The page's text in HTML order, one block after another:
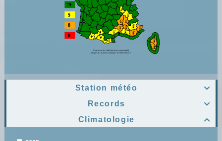

Station météo

Records

Climatologie